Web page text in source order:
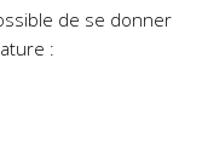
de se donner
: